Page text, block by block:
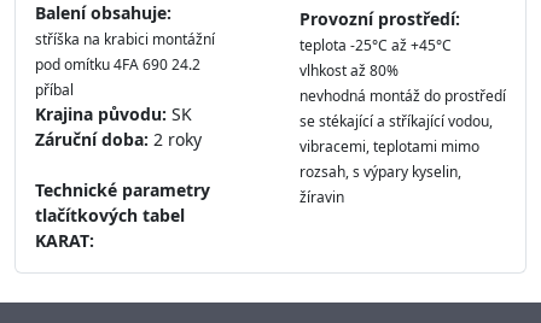
Balení obsahuje:
stříška na krabici montážní
pod omítku 4FA 690 24.2
příbal
Krajina původu: SK
Záruční doba: 2 roky
Technické parametry
tlačítkových tabel
KARAT:
Provozní prostředí:
teplota -25°C až +45°C
vlhkost až 80%
nevhodná montáž do prostředí
se stékající a stříkající vodou,
vibracemi, teplotami mimo
rozsah, s výpary kyselin,
žíravin